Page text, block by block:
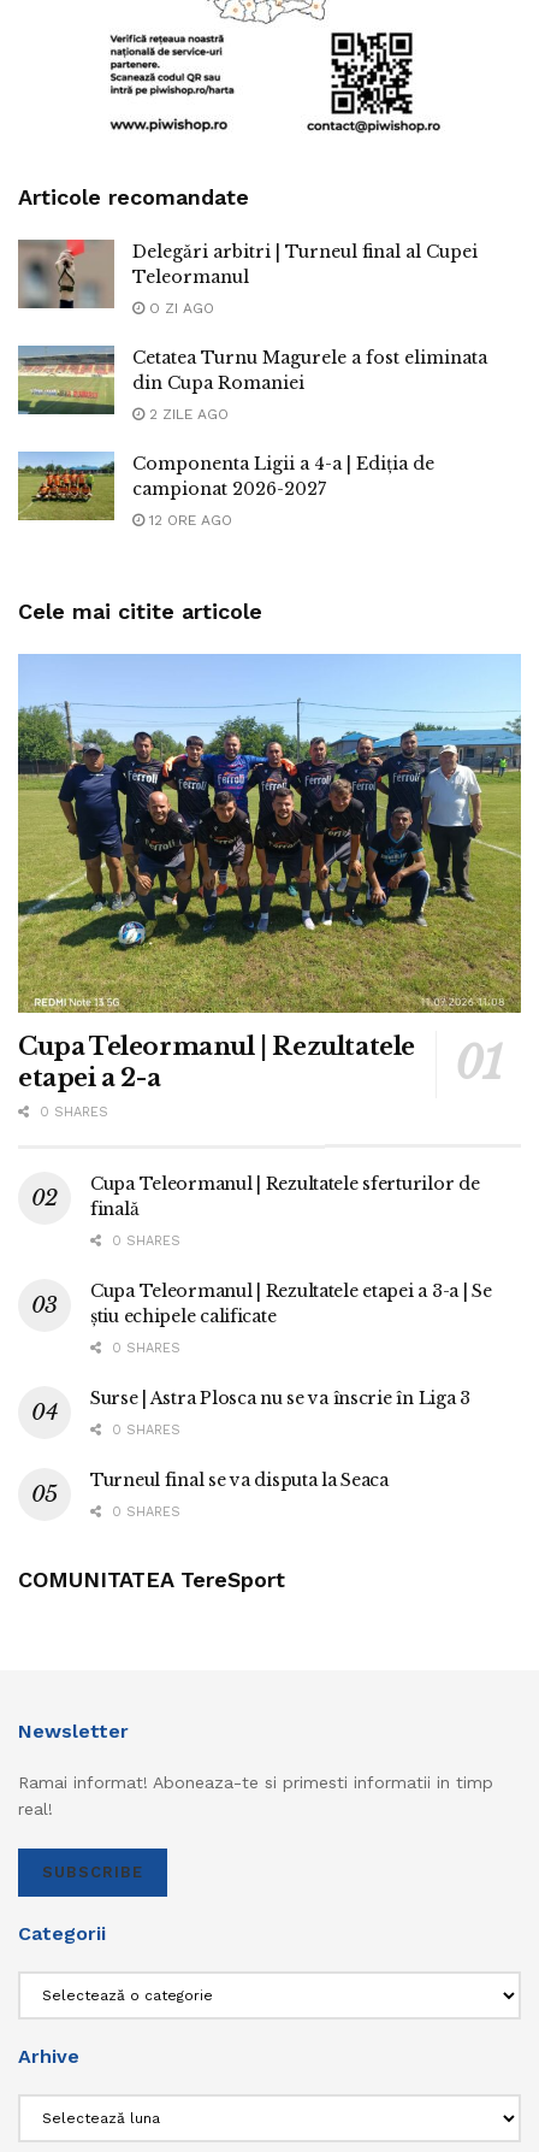
Articole recomandate
Delegări arbitri | Turneul final al Cupei
Teleormanul
O ZI AGO
Cetatea Turnu Magurele a fost eliminata
din Cupa Romaniei
2 ZILE AGO
Componenta Ligii a 4-a | Ediția de
campionat 2026-2027
12 ORE AGO
Cele mai citite articole
Cupa Teleormanul | Rezultatele
etapei a 2-a
0 SHARES
Cupa Teleormanul | Rezultatele sferturilor de
finală
0 SHARES
Cupa Teleormanul | Rezultatele etapei a 3-a | Se
știu echipele calificate
0 SHARES
Surse | Astra Plosca nu se va înscrie în Liga 3
0 SHARES
Turneul final se va disputa la Seaca
0 SHARES
COMUNITATEA TereSport
Newsletter
Ramai informat! Aboneaza-te si primesti informatii in timp
real!
SUBSCRIBE
Categorii
Arhive